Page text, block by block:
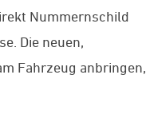
Nummernschild
Die neuen,
Fahrzeug anbringen,